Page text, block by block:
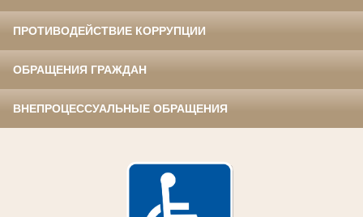
ПРОТИВОДЕЙСТВИЕ КОРРУПЦИИ
ОБРАЩЕНИЯ ГРАЖДАН
ВНЕПРОЦЕССУАЛЬНЫЕ ОБРАЩЕНИЯ